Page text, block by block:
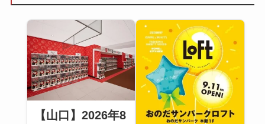
【山口】2026年8